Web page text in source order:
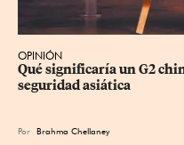
OPINIÓN
Qué significaría un G2
seguridad asiática
Por Brahma Chellaney